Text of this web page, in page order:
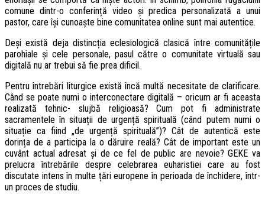
comune dintr-o conferință video și predica personalizată a unui
pastor, care își cunoaște bine comunitatea online sunt mai autentice.
Deși există deja distincția eclesiologică clasică între comunitățile
parohiale și cele personale, pasul către o comunitate virtuală sau
digitală nu ar trebui să fie prea dificil.
Pentru întrebări liturgice există încă multă necesitate de clarificare.
Când se poate numi o interconectare digitală – oricum ar fi aceasta
realizată tehnic- slujbă religioasă? Cum pot fi administrate
sacramentele în situații de urgență spirituală (când putem numi o
situație ca fiind „de urgență spirituală”)? Cât de autentică este
dorința de a participa la o dăruire reală? Cât de important este un
cuvânt actual adresat și de ce fel de public are nevoie? GEKE va
prelucra întrebările despre celebrarea euharistiei care au fost
discutate intens în multe țări europene în perioada de închidere, într-
un proces de studiu.